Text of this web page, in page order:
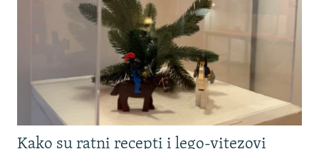
Kako su ratni recepti i lego-vitezovi